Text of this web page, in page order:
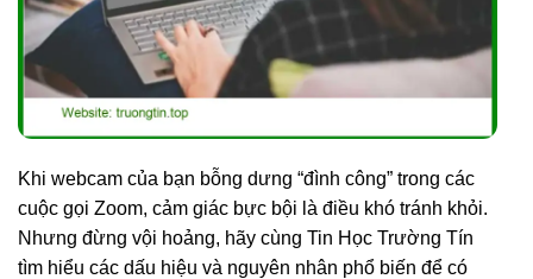
Khi webcam của bạn bỗng dưng “đình công” trong các
cuộc gọi Zoom, cảm giác bực bội là điều khó tránh khỏi.
Nhưng đừng vội hoảng, hãy cùng Tin Học Trường Tín
tìm hiểu các dấu hiệu và nguyên nhân phổ biến để có